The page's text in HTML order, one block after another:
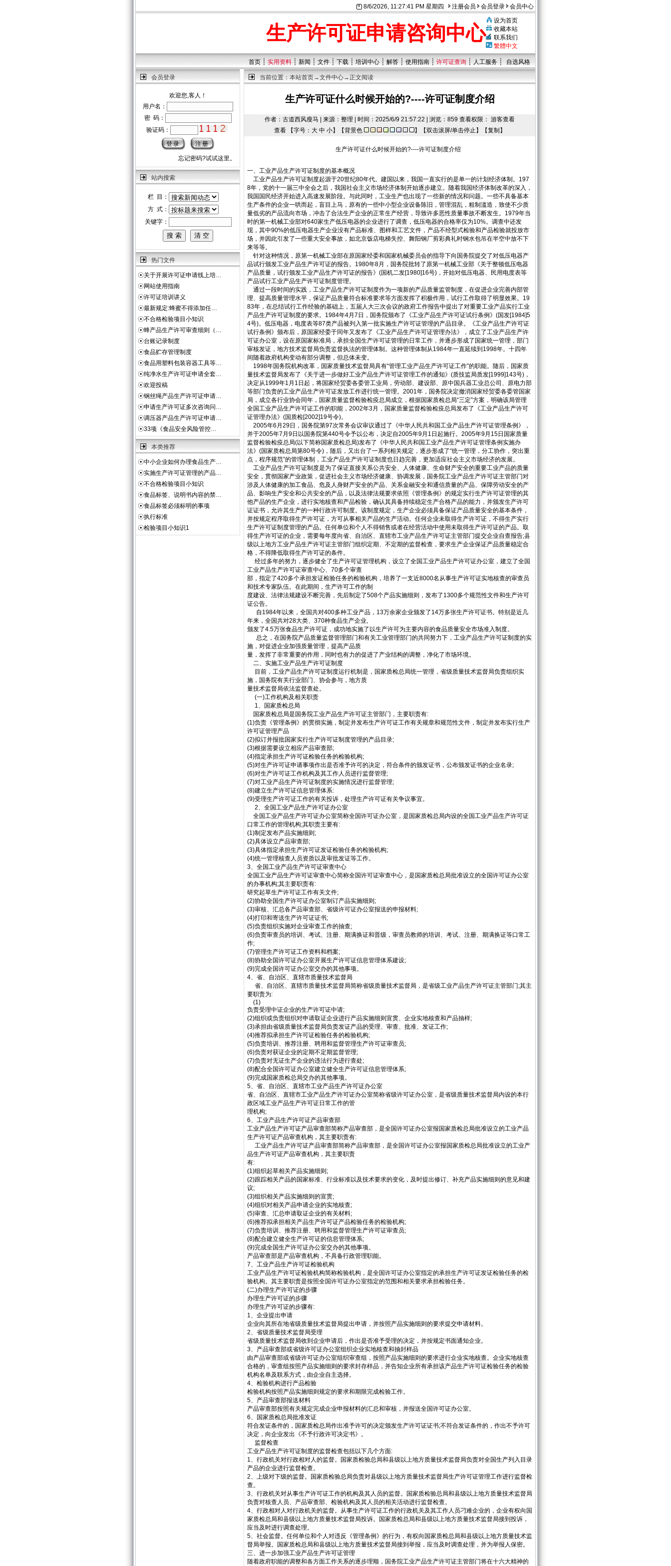
8/6/2026, 11:27:42 PM 星期四 注册会员 会员登录 会员中心
生产许可证申请咨询中心
设为首页
收藏本站
联系我们
繁體中文
首页 ┊ 实用资料 ┊ 新闻 ┊ 文件 ┊ 下载 ┊ 培训中心 ┊ 解答 ┊ 使用指南 ┊ 许可证查询 ┊ 人工服务 ┊ 自选风格
会员登录
欢迎您,客人！
用户名：
密 码：
验证码：
忘记密码?试试这里。
站内搜索
栏 目：
方 式：
关键字：
热门文件
☉关于开展许可证申请线上培…
☉网站使用指南
☉许可证培训讲义
☉最新规定:蜂蜜不得添加任…
☉不合格检验项目小知识
☉蜂产品生产许可审查细则（…
☉台账记录制度
☉食品贮存管理制度
☉食品用塑料包装容器工具等…
☉纯净水生产许可证申请全套…
☉欢迎投稿
☉钢丝绳产品生产许可证申请…
☉申请生产许可证多次咨询问…
☉调压器产品生产许可证申请…
☉33项《食品安全风险管控…
本类推荐
☉中小企业如何办理食品生产…
☉实施生产许可证管理的产品…
☉不合格检验项目小知识
☉食品标签、说明书内容的禁…
☉食品标签必须标明的事项
☉执行标准
☉检验项目小知识1
当前位置： 本站首页→文件中心→正文阅读
生产许可证什么时候开始的?----许可证制度介绍
作者：古道西风瘦马 | 来源：整理 | 时间：2025/6/9 21:57:22 | 浏览：859 查看权限： 游客查看
查看 【字号： 大 中 小】【背景色 】【双击滚屏/单击停止】【复制 】
生产许可证什么时候开始的?----许可证制度介绍
一、工业产品生产许可证制度的基本概况
工业产品生产许可证制度起源于20世纪80年代。建国以来，我国一直实行的是单一的计划经济体制。197
8年，党的十一届三中全会之后，我国社会主义市场经济体制开始逐步建立。随着我国经济体制改革的深入，
我国国民经济开始进入高速发展阶段。与此同时，工业生产也出现了一些新的情况和问题。一些不具备基本
生产条件的企业一哄而起，盲目上马，原有的一些中小型企业设备陈旧，管理混乱，粗制滥造，致使不少质
量低劣的产品流向市场，冲击了合法生产企业的正常生产经营，导致许多恶性质量事故不断发生。1979年当
时的第一机械工业部对640家生产低压电器的企业进行了调查，低压电器的合格率仅为10%。调查中还发
现，其中90%的低压电器生产企业没有产品标准、图样和工艺文件，产品不经型式检验和产品检验就投放市
场，并因此引发了一些重大安全事故，如北京饭店电梯失控、舞阳钢厂剪彩典礼时钢水包吊在半空中放不下
来等等。
针对这种情况，原第一机械工业部在原国家经委和国家机械委员会的指导下向国务院提交了对低压电器产
品试行颁发工业产品生产许可证的报告。1980年8月，国务院批转了原第一机械工业部《关于整顿低压电器
产品质量，试行颁发工业产品生产许可证的报告》(国机二发[1980]16号)，开始对低压电器、民用电度表等
产品试行工业产品生产许可证制度管理。
通过一段时间的实践，工业产品生产许可证制度作为一项新的产品质量监管制度，在促进企业完善内部管
理、提高质量管理水平，保证产品质量符合标准要求等方面发挥了积极作用，试行工作取得了明显效果。19
83年，在总结试行工作经验的基础上，五届人大三次会议的政府工作报告中提出了对重要工业产品实行工业
产品生产许可证制度的要求。1984年4月7日，国务院颁布了《工业产品生产许可证试行条例》(国发[1984]5
4号)。低压电器，电度表等87类产品被列入第一批实施生产许可证管理的产品目录。《工业产品生产许可证
试行条例》颁布后，原国家经委于同年又发布了《工业产品生产许可证管理办法》，成立了工业产品生产许
可证办公室，设在原国家标准局，承担全国生产许可证管理的日常工作，并逐步形成了国家统一管理，部门
审核发证，地方技术监督局负责监督执法的管理体制。这种管理体制从1984年一直延续到1998年。十四年
间随着政府机构变动有部分调整，但总体未变。
1998年国务院机构改革，国家质量技术监督局具有“管理工业产品生产许可证工作”的职能。随后，国家质
量技术监督局发布了《关于进一步做好工业产品生产许可证管理工作的通知》(质技监局质发[1999]143号)，
决定从1999年1月1日起，将国家经贸委各委管工业局，劳动部、建设部、原中国兵器工业总公司、原电力部
等部门负责的工业产品生产许可证发放工作进行统一管理。2001年，国务院决定撤消国家经贸委各委管国家
局，成立各行业协会同年，国家质量监督检验检疫总局成立，根据国家质检总局“三定”方案，明确该局管理
全国工业产品生产许可证工作的职能，2002年3月，国家质量监督检验检疫总局发布了《工业产品生产许可
证管理办法》(国质检[2002]19号令)。
2005年6月29日，国务院第97次常务会议审议通过了《中华人民共和国工业产品生产许可证管理条例》，
并于2005年7月9日以国务院第440号令予以公布，决定自2005年9月1日起施行。2005年9月15日国家质量
监督检验检疫总局(以下简称国家质检总局)发布了《中华人民共和国工业产品生产许可证管理条例实施办
法》(国家质检总局第80号令)，随后，又出台了一系列相关规定，逐步形成了“统一管理，分工协作，突出重
点，程序规范”的管理体制，工业产品生产许可证制度也日趋完善，更加适应社会主义市场经济的发展。
工业产品生产许可证制度是为了保证直接关系公共安全、人体健康、生命财产安全的重要工业产品的质量
安全，贯彻国家产业政策，促进社会主义市场经济健康、协调发展，国务院工业产品生产许可证主管部门对
涉及人体健康的加工食品、危及人身财产安全的产品、关系金融安全和通信质量的产品、保障劳动安全的产
品、影响生产安全和公共安全的产品，以及法律法规要求依照《管理条例》的规定实行生产许可证管理的其
他产品的生产企业，进行实地核查和产品检验，确认其具备持续稳定生产合格产品的能力，并颁发生产许可
证证书，允许其生产的一种行政许可制度。该制度规定，生产企业必须具备保证产品质量安全的基本条件，
并按规定程序取得生产许可证，方可从事相关产品的生产活动。任何企业未取得生产许可证，不得生产实行
生产许可证制度管理的产品。任何单位和个人不得销售或者在经营活动中使用未取得生产许可证的产品。取
得生产许可证的企业，需要每年度向省、自治区、直辖市工业产品生产许可证主管部门提交企业自查报告;县
级以上地方工业产品生产许可证主管部门组织定期、不定期的监督检查，要求生产企业保证产品质量稳定合
格，不得降低取得生产许可证的条件。
经过多年的努力，逐步健全了生产许可证管理机构，设立了全国工业产品生产许可证办公室，建立了全国
工业产品生产许可证审查中心、70多个审查
部，指定了420多个承担发证检验任务的检验机构，培养了一支近8000名从事生产许可证实地核查的审查员
和技术专家队伍。在此期间，生产许可工作的制
度建设、法律法规建设不断完善，先后制定了508个产品实施细则，发布了1300多个规范性文件和生产许可
证公告。
自1984年以来，全国共对400多种工业产品，13万余家企业颁发了14万多张生产许可证书。特别是近几
年来，全国共对28大类、370种食品生产企业,
颁发了4.5万张食品生产许可证，成功地实施了以生产许可为主要内容的食品质量安全市场准入制度。
总之，在国务院产品质量监督管理部门和有关工业管理部门的共同努力下，工业产品生产许可证制度的实
施，对促进企业加强质量管理，提高产品质
量，发挥了非常重要的作用，同时也有力的促进了产业结构的调整，净化了市场环境。
二、实施工业产品生产许可证制度
目前，工业产品生产许可证制度运行机制是，国家质检总局统一管理，省级质量技术监督局负责组织实
施，国务院有关行业部门、协会参与，地方质
量技术监督局依法监督查处。
(一)工作机构及相关职责
1、国家质检总局
国家质检总局是国务院工业产品生产许可证主管部门，主要职责有:
(1)负责《管理条例》的贯彻实施，制定并发布生产许可证工作有关规章和规范性文件，制定并发布实行生产
许可证管理产品
(2)拟订并报批国家实行生产许可证制度管理的产品目录;
(3)根据需要设立相应产品审查部;
(4)指定承担生产许可证检验任务的检验机构;
(5)对生产许可证申请事项作出是否准予许可的决定，符合条件的颁发证书，公布颁发证书的企业名录;
(6)对生产许可证工作机构及其工作人员进行监督管理;
(7)对工业产品生产许可证制度的实施情况进行监督管理;
(8)建立生产许可证信息管理体系:
(9)受理生产许可证工作的有关投诉，处理生产许可证有关争议事宜。
2、全国工业产品生产许可证办公室
全国工业产品生产许可证办公室简称全国许可证办公室，是国家质检总局内设的全国工业产品生产许可证
口常工作的管理机构;其职责主要有:
(1)制定发布产品实施细则;
(2)具体设立产品审查部;
(3)具体指定承担生产许可证发证检验任务的检验机构;
(4)统一管理核查人员资质以及审批发证等工作。
3、全国工业产品生产许可证审查中心
全国工业产品生产许可证审查中心简称全国许可证审查中心，是国家质检总局批准设立的全国许可证办公室
的办事机构;其主要职责有:
研究起草生产许可证工作有关文件;
(2)协助全国生产许可证办公室制订产品实施细则;
(3)审核、汇总各产品审查部、省级许可证办公室报送的申报材料;
(4)打印和寄送生产许可证证书;
(5)负责组织实施对企业审查工作的抽查;
(6)负责审查员的培训、考试、注册、期满换证和晋级，审查员教师的培训、考试、注册、期满换证等口常工
作;
(7)管理生产许可证工作资料和档案;
(8)协助全国许可证办公室开展生产许可证信息管理体系建设;
(9)完成全国许可证办公室交办的其他事项。
4、省、自治区、直辖市质量技术监督局
省、自治区、直辖市质量技术监督局简称省级质量技术监督局，是省级工业产品生产许可证主管部门;其主
要职责为:
(1)
负责受理中证企业的生产许可证中请;
(2)组织或负责组织对申请取证企业进行产品实施细则宣贯、企业实地核查和产品抽样;
(3)承担由省级质量技术监督局负责发证产品的受理、审查、批准、发证工作;
(4)推荐拟承担生产许可证检验任务的检验机构;
(5)负责培训、推荐注册、聘用和监督管理生产许可证审查员;
(6)负责对获证企业的定期不定期监督管理;
(7)负责对无证生产企业的违法行为进行查处;
(8)配合全国许可证办公室建立健全生产许可证信息管理体系;
(9)完成国家质检总局交办的其他事项。
5、省、自治区、直辖市工业产品生产许可证办公室
省、自治区、直辖市工业产品生产许可证办公室简称省级许可证办公室，是省级质量技术监督局内设的本行
政区域工业产品生产许可证日常工作的管
理机构;
6、工业产品生产许可证产品审查部
工业产品生产许可证产品审查部简称产品审查部，是全国许可证办公室报国家质检总局批准设立的工业产品
生产许可证产品审查机构，其主要职责有:
工业产品生产许可证产品审查部简称产品审查部，是全国许可证办公室报国家质检总局批准设立的工业产
品生产许可证产品审查机构，其主要职责
有:
(1)组织起草相关产品实施细则;
(2)跟踪相关产品的国家标准、行业标准以及技术要求的变化，及时提出修订、补充产品实施细则的意见和建
议;
(3)组织相关产品实施细则的宣贯;
(4)组织对相关产品申请企业的实地核查;
(5)审查、汇总申请取证企业的有关材料;
(6)推荐拟承担相关产品生产许可证产品检验任务的检验机构;
(7)负责培训、推荐注册、聘用和监督管理生产许可证审查员;
(8)配合建立健全生产许可证的信息管理体系;
(9)完成全国生产许可证办公室交办的其他事项。
产品审查部是产品审查机构，不具备行政管理职能。
7、工业产品生产许可证检验机构
工业产品生产许可证检验机构简称检验机构，是全国许可证办公室指定的承担生产许可证发证检验任务的检
验机构。其主要职责是按照全国许可证办公室指定的范围和相关要求承担检验任务。
(二)办理生产许可证的步骤
办理生产许可证的步骤
办理生产许可证的步骤有:
1、企业提出申请
企业向其所在地省级质量技术监督局提出申请，并按照产品实施细则的要求提交申请材料。
2、省级质量技术监督局受理
省级质量技术监督局收到企业申请后，作出是否准予受理的决定，并按规定书面通知企业。
3、产品审查部或省级许可证办公室组织企业实地核查和抽封样品
由产品审查部或省级许可证办公室组织审查组，按照产品实施细则的要求进行企业实地核查。企业实地核查
合格的，审查组按照产品实施细则的要求封存样品，并告知企业所有承担该产品生产许可证检验任务的检验
机构名单及联系方式，由企业自主选择。
4、检验机构进行产品检验
检验机构按照产品实施细则规定的要求和期限完成检验工作。
5、产品审查部报送材料
产品审查部按照有关规定完成企业申报材料的汇总和审核，并报送全国许可证办公室。
6、国家质检总局批准发证
符合发证条件的，国家质检总局作出准予许可的决定颁发生产许可证证书;不符合发证条件的，作出不予许可
决定，向企业发出《不予行政许可决定书》。
监督检查
工业产品生产许可证制度的监督检查包括以下几个方面:
1、行政机关对行政相对人的监督。国家质检验总局和县级以上地方质量技术监督局负责对全国生产列入目录
产品的企业进行监督检查。
2、上级对下级的监督。国家质检验总局负责对县级以上地方质量技术监督局生产许可证管理工作进行监督检
查。
3、行政机关对从事生产许可证工作的机构及其人员的监督。国家质检验总局和县级以上地方质量技术监督局
负责对核查人员、产品审查部、检验机构及其人员的相关活动进行监督检查。
4、行政相对人对行政机关的监督。从事生产许可证工作的行政机关及其工作人员刁难企业的，企业有权向国
家质检总局和县级以上地方质量技术监督局投诉。国家质检总局和县级以上地方质量技术监督局接到投诉，
应当及时进行调查处理。
5、社会监督。任何单位和个人对违反《管理条例》的行为，有权向国家质检总局和县级以上地方质量技术监
督局举报。国家质检总局和县级以上地方质量技术监督局接到举报，应当及时调查处理，并为举报人保密。
三、进一步加强工业产品生产许可证管理
随着政府职能的调整和各方面工作关系的逐步理顺，国务院工业产品生产许可证主管部门将在十六大精神的